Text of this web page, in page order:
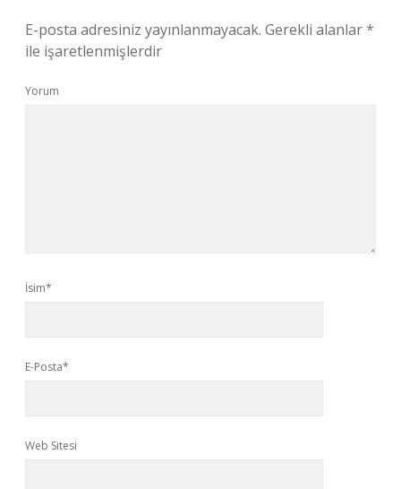
E-posta adresiniz yayınlanmayacak. Gerekli alanlar*
ile işaretlenmişlerdir
Yorum
İsim*
E-Posta*
Web Sitesi